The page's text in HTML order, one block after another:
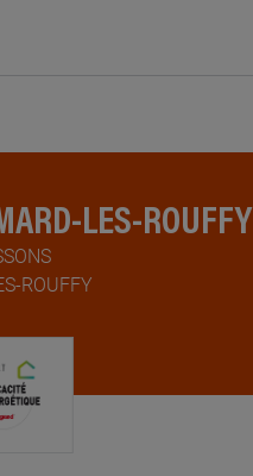
LES-ROUFFY
ROUFFY